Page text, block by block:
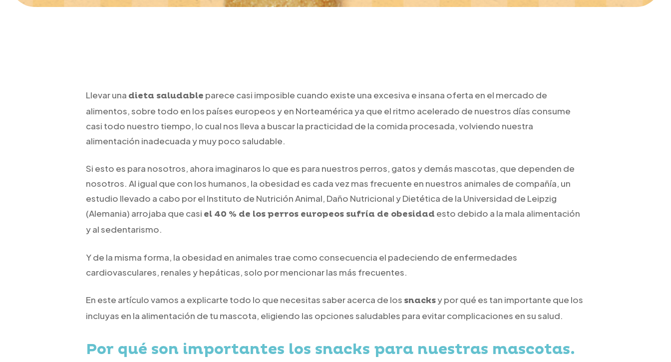
Llevar una dieta saludable parece casi imposible cuando existe una excesiva e insana oferta en el mercado de
alimentos, sobre todo en los países europeos y en Norteamérica ya que el ritmo acelerado de nuestros días consume
casi todo nuestro tiempo, lo cual nos lleva a buscar la practicidad de la comida procesada, volviendo nuestra
alimentación inadecuada y muy poco saludable.
Si esto es para nosotros, ahora imaginaros lo que es para nuestros perros, gatos y demás mascotas, que dependen de
nosotros. Al igual que con los humanos, la obesidad es cada vez mas frecuente en nuestros animales de compañía, un
estudio llevado a cabo por el Instituto de Nutrición Animal, Daño Nutricional y Dietética de la Universidad de Leipzig
(Alemania) arrojaba que casi el 40 % de los perros europeos sufría de obesidad esto debido a la mala alimentación
y al sedentarismo.
Y de la misma forma, la obesidad en animales trae como consecuencia el padeciendo de enfermedades
cardiovasculares, renales y hepáticas, solo por mencionar las más frecuentes.
En este artículo vamos a explicarte todo lo que necesitas saber acerca de los snacksy por qué es tan importante que los
incluyas en la alimentación de tu mascota, eligiendo las opciones saludables para evitar complicaciones en su salud.
Por qué son importantes los snacks para nuestras mascotas.